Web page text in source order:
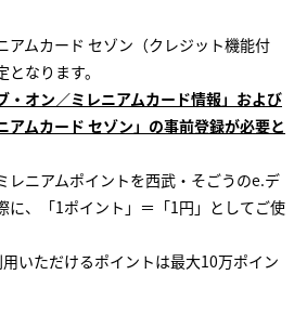
アムカード セゾン（クレジット機能付
なります。
・オン／ミレニアムカード情報」および
アムカード セゾン」の事前登録が必要と
レニアムポイントを西武・そごうのe.デ
に、「1ポイント」＝「1円」としてご使
いただけるポイントは最大10万ポイン